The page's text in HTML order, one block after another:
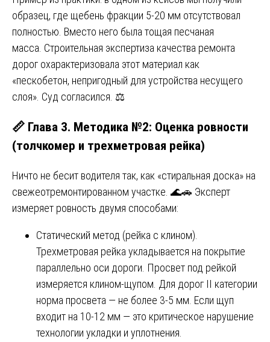
образец, где щебень фракции 5-20 мм отсутствовал
полностью. Вместо него была тощая песчаная
масса. Строительная экспертиза качества ремонта
дорог охарактеризовала этот материал как
«пескобетон, непригодный для устройства несущего
слоя». Суд согласился. ⚖️
📏 Глава 3. Методика №2: Оценка ровности
(толчкомер и трехметровая рейка)
Ничто не бесит водителя так, как «стиральная доска» на
свежеотремонтированном участке. 🌊🚗 Эксперт
измеряет ровность двумя способами:
Статический метод (рейка с клином).
Трехметровая рейка укладывается на покрытие
параллельно оси дороги. Просвет под рейкой
измеряется клином-щупом. Для дорог II категории
норма просвета — не более 3-5 мм. Если щуп
входит на 10-12 мм — это критическое нарушение
технологии укладки и уплотнения.